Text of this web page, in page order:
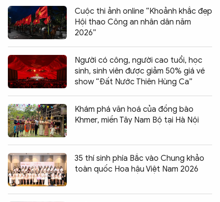
Cuộc thi ảnh online “Khoảnh khắc đẹp
Hội thao Công an nhân dân năm
2026”
Người có công, người cao tuổi, học
sinh, sinh viên được giảm 50% giá vé
show “Đất Nước Thiên Hùng Ca”
Khám phá văn hoá của đồng bào
Khmer, miền Tây Nam Bộ tại Hà Nội
35 thí sinh phía Bắc vào Chung khảo
toàn quốc Hoa hậu Việt Nam 2026